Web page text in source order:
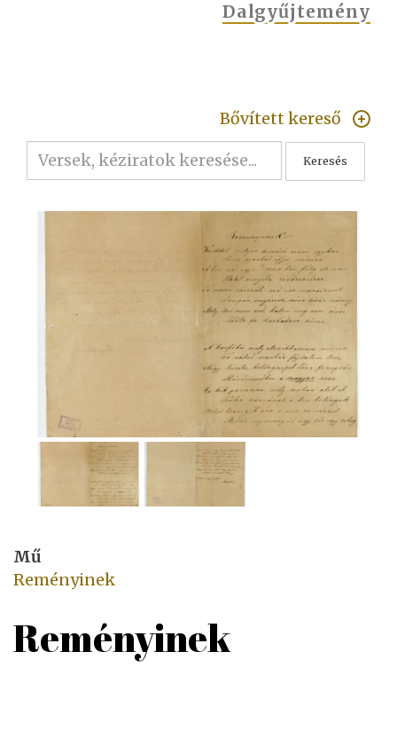
Dalgyűjtemény
Bővített kereső
Keresés
Mű
Reményinek
Reményinek